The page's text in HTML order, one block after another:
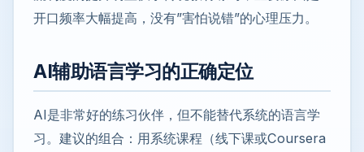
开口频率大幅提高，没有”害怕说错”的心理压力。
AI辅助语言学习的正确定位
AI是非常好的练习伙伴，但不能替代系统的语言学
习。建议的组合：用系统课程（线下课或Coursera